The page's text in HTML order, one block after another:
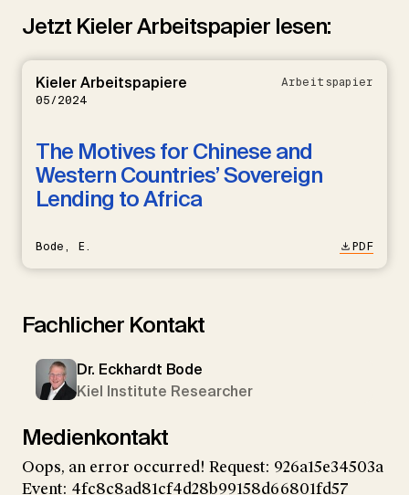
Jetzt Kieler Arbeitspapier lesen:
Kieler Arbeitspapiere
05/2024
Arbeitspapier
The Motives for Chinese and
Western Countries’ Sovereign
Lending to Africa
Bode, E. PDF
Fachlicher Kontakt
Dr. Eckhardt Bode
Kiel Institute Researcher
Medienkontakt
Oops, an error occurred! Request: 926a15e34503a
Event: 4fc8c8ad81cf4d28b99158d66801fd57